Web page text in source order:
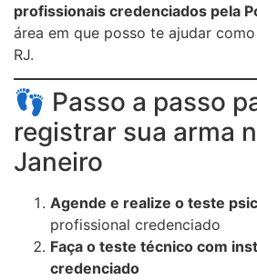
profissionais credenciados pela
área em que posso te ajudar
RJ.
👣 Passo a passo
registrar sua arma
Janeiro
Agende e realize o teste
profissional credenciado
Faça o teste técnico com
credenciado